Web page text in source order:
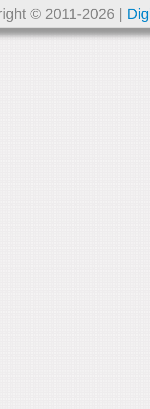
© 2011-2026 |